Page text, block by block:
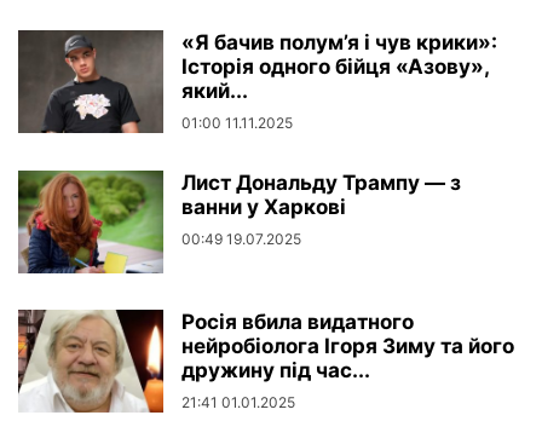
«Я бачив полум’я і чув крики»:
Історія одного бійця «Азову»,
який...
01:00 11.11.2025
Лист Дональду Трампу — з
ванни у Харкові
00:49 19.07.2025
Росія вбила видатного
нейробіолога Ігоря Зиму та його
дружину під час...
21:41 01.01.2025